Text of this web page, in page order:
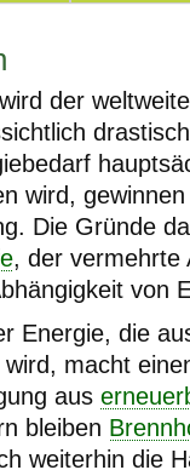
der
wird,
Die Gründe
, der vermehrte
von
Energie, die
macht
aus
bleiben
weiterhin die